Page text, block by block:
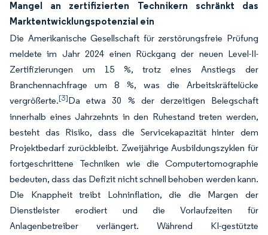
Mangel an zertifizierten Technikern schränkt das
Marktentwicklungspotenzial ein
Die Amerikanische Gesellschaft für zerstörungsfreie Prüfung
meldete im Jahr 2024 einen Rückgang der neuen Level-II-
Zertifizierungen um 15 %, trotz eines Anstiegs der
Branchennachfrage um 8 %, was die Arbeitskräftelücke
vergrößerte.[3]Da etwa 30 % der derzeitigen Belegschaft
innerhalb eines Jahrzehnts in den Ruhestand treten werden,
besteht das Risiko, dass die Servicekapazität hinter dem
Projektbedarf zurückbleibt. Zweijährige Ausbildungszyklen für
fortgeschrittene Techniken wie die Computertomographie
bedeuten, dass das Defizit nicht schnell behoben werden kann.
Die Knappheit treibt Lohninflation, die die Margen der
Dienstleister erodiert und die Vorlaufzeiten für
Anlagenbetreiber verlängert. Während KI-gestützte